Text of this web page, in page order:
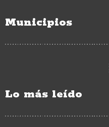
Municipios
Lo más leído